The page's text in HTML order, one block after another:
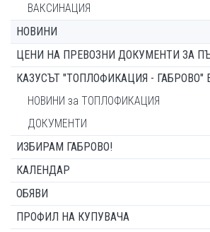
ВАКСИНАЦИЯ
НОВИНИ
ЦЕНИ НА ПРЕВОЗНИ ДОКУМЕНТИ ЗА
КАЗУСЪТ "ТОПЛОФИКАЦИЯ - ГАБРОВО"
НОВИНИ за ТОПЛОФИКАЦИЯ
ДОКУМЕНТИ
ИЗБИРАМ ГАБРОВО!
КАЛЕНДАР
ОБЯВИ
ПРОФИЛ НА КУПУВАЧА